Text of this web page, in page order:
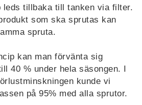
leds tillbaka till tanken via filter.
som ska sprutas kan
spruta.
kan man förvänta sig
40 % under hela säsongen. I
kunde vi
på 95% med alla sprutor.